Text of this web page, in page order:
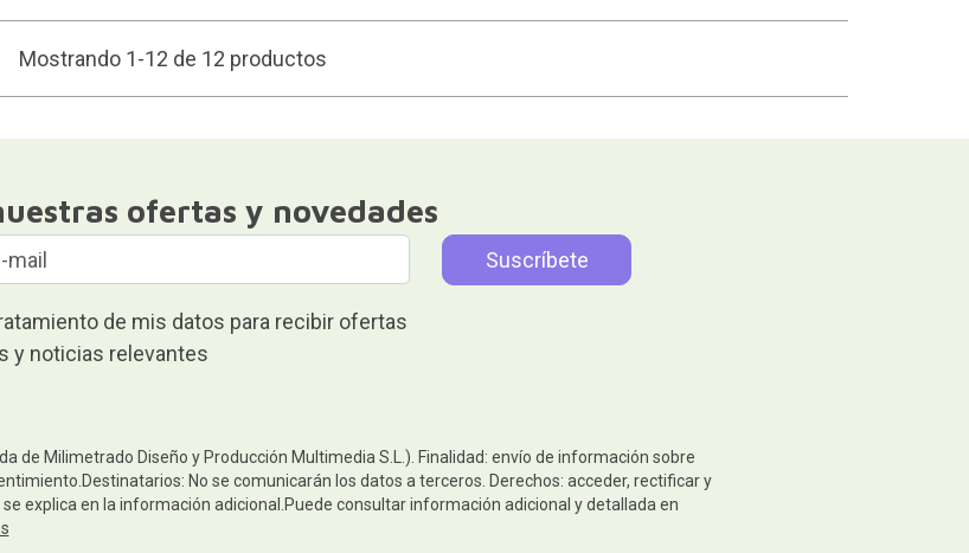
Mostrando 1-12 de 12 productos
ofertas y novedades
de mis datos para recibir ofertas
y noticias relevantes
de Milimetrado Diseño y Producción Multimedia S.L.). Finalidad: envío de información sobre
No se comunicarán los datos a terceros. Derechos: acceder, rectificar y
explica en la información adicional.Puede consultar información adicional y detallada en